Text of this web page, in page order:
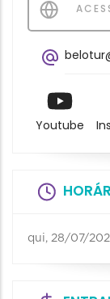
Youtube
qui, 28/07/